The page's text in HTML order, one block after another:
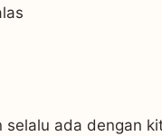
selalu ada dengan